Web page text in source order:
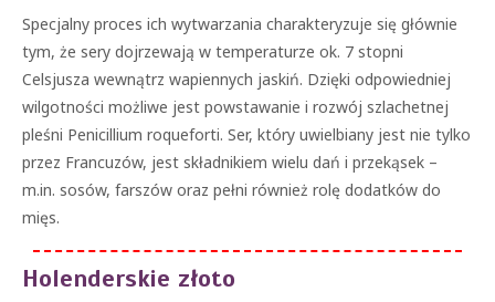
Specjalny proces ich wytwarzania charakteryzuje się głównie
tym, że sery dojrzewają w temperaturze ok. 7 stopni
Celsjusza wewnątrz wapiennych jaskiń. Dzięki odpowiedniej
wilgotności możliwe jest powstawanie i rozwój szlachetnej
pleśni Penicillium roqueforti. Ser, który uwielbiany jest nie tylko
przez Francuzów, jest składnikiem wielu dań i przekąsek –
m.in. sosów, farszów oraz pełni również rolę dodatków do
mięs.
Holenderskie złoto